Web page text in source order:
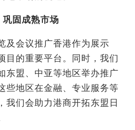
巩固成熟市场
及会议推广香港作为展示
目的重要平台。同时，我们
东盟、中亚等地区举办推广
些地区在金融、专业服务等
我们会助力港商开拓东盟日